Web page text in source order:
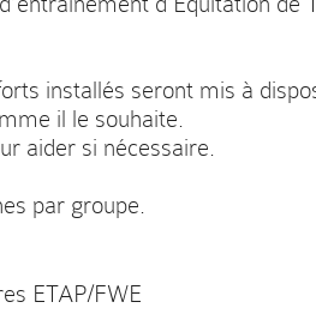
installés seront mis à
il le souhaite.
aider si nécessaire.
par groupe.
ETAP/FWE